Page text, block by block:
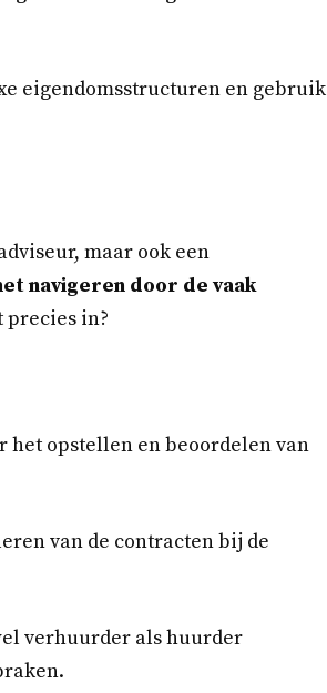
eigendomsstructuren en gebruik
maar ook een
navigeren door de vaak
precies in?
het opstellen en beoordelen van
van de contracten bij de
verhuurder als huurder